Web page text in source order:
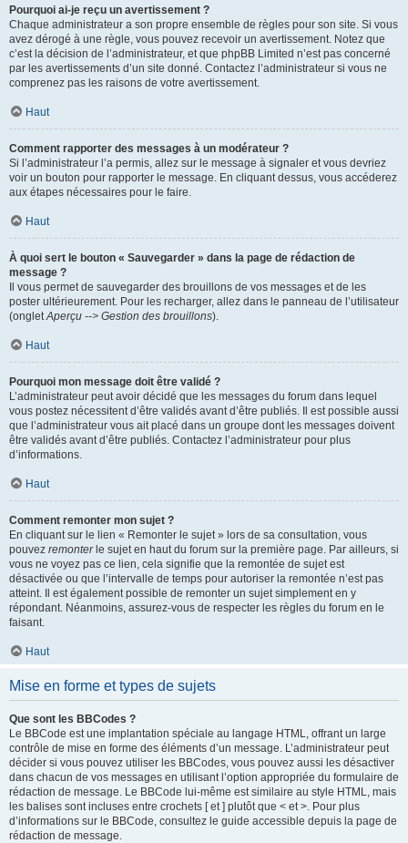
Pourquoi ai-je reçu un avertissement ?
Chaque administrateur a son propre ensemble de règles pour son site. Si vous
avez dérogé à une règle, vous pouvez recevoir un avertissement. Notez que
c’est la décision de l’administrateur, et que phpBB Limited n’est pas concerné
par les avertissements d’un site donné. Contactez l’administrateur si vous ne
comprenez pas les raisons de votre avertissement.
Haut
Comment rapporter des messages à un modérateur ?
Si l’administrateur l’a permis, allez sur le message à signaler et vous devriez
voir un bouton pour rapporter le message. En cliquant dessus, vous accéderez
aux étapes nécessaires pour le faire.
Haut
À quoi sert le bouton « Sauvegarder » dans la page de rédaction de
message ?
Il vous permet de sauvegarder des brouillons de vos messages et de les
poster ultérieurement. Pour les recharger, allez dans le panneau de l’utilisateur
(ongletAperçu --> Gestion des brouillons).
Haut
Pourquoi mon message doit être validé ?
L’administrateur peut avoir décidé que les messages du forum dans lequel
vous postez nécessitent d’être validés avant d’être publiés. Il est possible aussi
que l’administrateur vous ait placé dans un groupe dont les messages doivent
être validés avant d’être publiés. Contactez l’administrateur pour plus
d’informations.
Haut
Comment remonter mon sujet ?
En cliquant sur le lien « Remonter le sujet » lors de sa consultation, vous
pouvez remonterle sujet en haut du forum sur la première page. Par ailleurs, si
vous ne voyez pas ce lien, cela signifie que la remontée de sujet est
désactivée ou que l’intervalle de temps pour autoriser la remontée n’est pas
atteint. Il est également possible de remonter un sujet simplement en y
répondant. Néanmoins, assurez-vous de respecter les règles du forum en le
faisant.
Haut
Mise en forme et types de sujets
Que sont les BBCodes ?
Le BBCode est une implantation spéciale au langage HTML, offrant un large
contrôle de mise en forme des éléments d’un message. L’administrateur peut
décider si vous pouvez utiliser les BBCodes, vous pouvez aussi les désactiver
dans chacun de vos messages en utilisant l’option appropriée du formulaire de
rédaction de message. Le BBCode lui-même est similaire au style HTML, mais
les balises sont incluses entre crochets [ et ] plutôt que < et >. Pour plus
d’informations sur le BBCode, consultez le guide accessible depuis la page de
rédaction de message.